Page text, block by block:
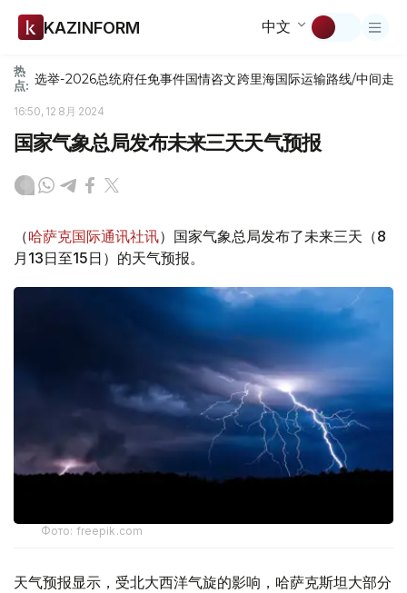
KAZINFORM 中文
热
点: 选举-2026总统府任免事件国情咨文跨里海国际运输路线/中间走廊
16:50, 12 8月 2024
国家气象总局发布未来三天天气预报
（哈萨克国际通讯社讯）国家气象总局发布了未来三天（8
月13日至15日）的天气预报。
Фото: freepik.com
天气预报显示，受北大西洋气旋的影响，哈萨克斯坦大部分